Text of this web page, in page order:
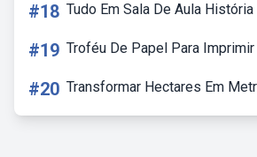
#18 Tudo Em Sala De Aula História
#19 Troféu De Papel Para Imprimir
#20 Transformar Hectares Em